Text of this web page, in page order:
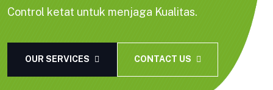
Control ketat untuk menjaga Kualitas.
OUR SERVICES CONTACT US